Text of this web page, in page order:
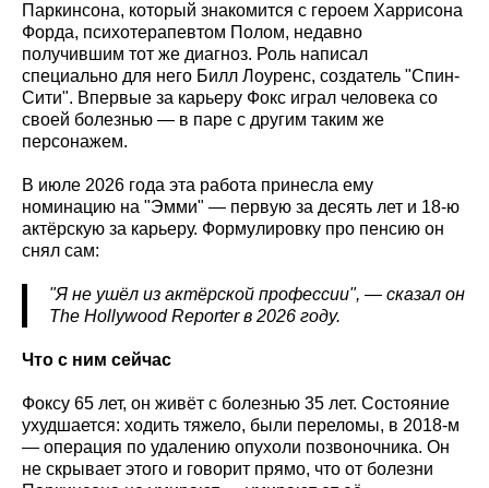
Паркинсона, который знакомится с героем Харрисона
Форда, психотерапевтом Полом, недавно
получившим тот же диагноз. Роль написал
специально для него Билл Лоуренс, создатель "Спин-
Сити". Впервые за карьеру Фокс играл человека со
своей болезнью — в паре с другим таким же
персонажем.
В июле 2026 года эта работа принесла ему
номинацию на "Эмми" — первую за десять лет и 18-ю
актёрскую за карьеру. Формулировку про пенсию он
снял сам:
"Я не ушёл из актёрской профессии", — сказал он
The HollywoodReporterв 2026 году.
Что с ним сейчас
Фоксу 65 лет, он живёт с болезнью 35 лет. Состояние
ухудшается: ходить тяжело, были переломы, в 2018-м
— операция по удалению опухоли позвоночника. Он
не скрывает этого и говорит прямо, что от болезни